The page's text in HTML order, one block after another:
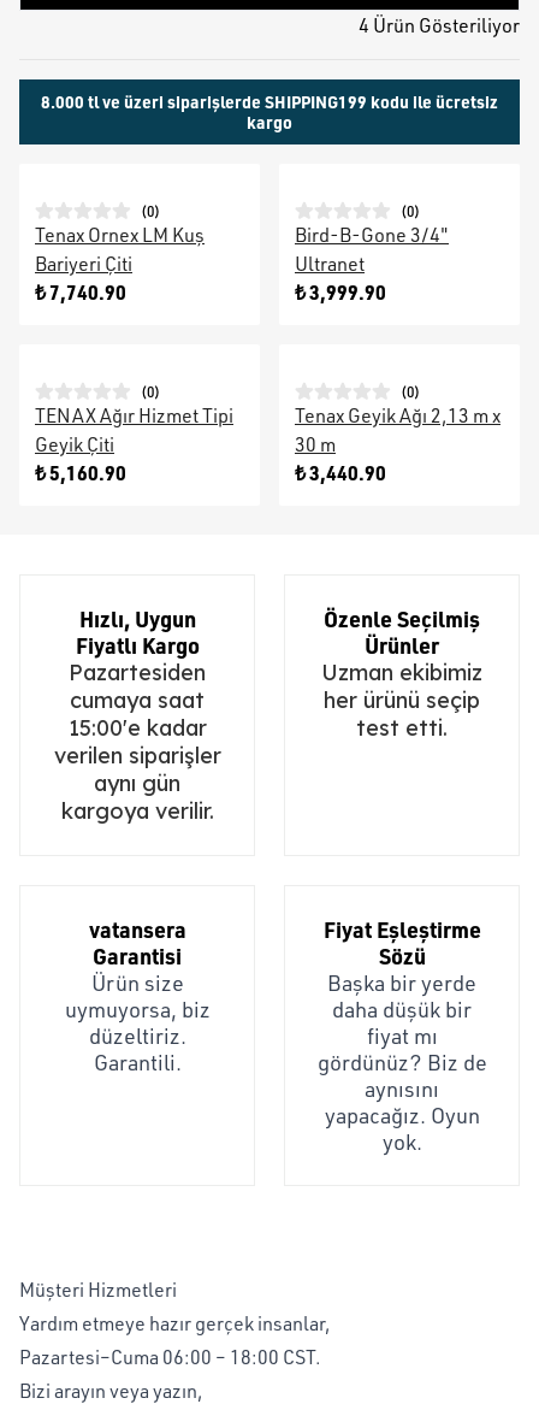
4 Ürün Gösteriliyor
8.000 tl ve üzeri siparişlerde SHIPPING199 kodu ile ücretsiz
kargo
(0)
Tenax Ornex LM Kuş
Bariyeri Çiti
₺ 7,740.90
(0)
Bird-B-Gone 3/4"
Ultranet
₺ 3,999.90
(0)
TENAX Ağır Hizmet Tipi
Geyik Çiti
₺ 5,160.90
(0)
Tenax Geyik Ağı 2,13 m x
30 m
₺ 3,440.90
Hızlı, Uygun
Fiyatlı Kargo
Pazartesiden
cumaya saat
15:00'e kadar
verilen siparişler
aynı gün
kargoya verilir.
Özenle Seçilmiş
Ürünler
Uzman ekibimiz
her ürünü seçip
test etti.
vatansera
Garantisi
Ürün size
uymuyorsa, biz
düzeltiriz.
Garantili.
Fiyat Eşleştirme
Sözü
Başka bir yerde
daha düşük bir
fiyat mı
gördünüz? Biz de
aynısını
yapacağız. Oyun
yok.
Müşteri Hizmetleri
Yardım etmeye hazır gerçek insanlar,
Pazartesi–Cuma 06:00 – 18:00 CST.
Bizi arayın veya yazın,